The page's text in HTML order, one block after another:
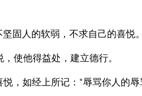
固人的软弱，不求自己的喜悦。
使他得益处，建立德行。
，如经上所记：“辱骂你人的